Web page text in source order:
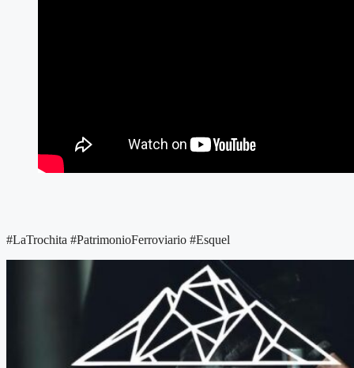
#LaTrochita #PatrimonioFerroviario #Esquel